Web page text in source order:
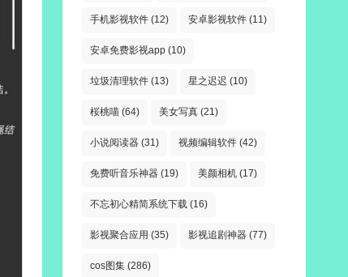
手机影视软件 (12) 安卓影视软件 (11)
安卓免费影视app (10)
垃圾清理软件 (13) 星之迟迟 (10)
桜桃喵 (64) 美女写真 (21)
小说阅读器 (31) 视频编辑软件 (42)
免费听音乐神器 (19) 美颜相机 (17)
不忘初心精简系统下载 (16)
影视聚合应用 (35) 影视追剧神器 (77)
cos图集 (286)